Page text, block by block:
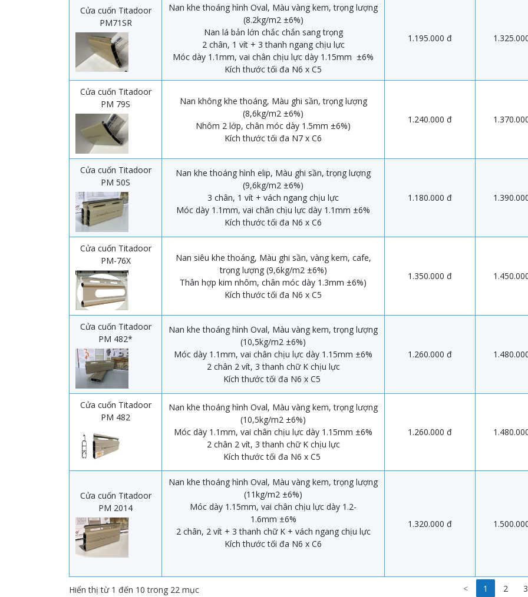
Cửa cuốn Titadoor
PM71SR
Nan khe thoáng hình Oval, Màu vàng kem, trọng lượng
(8.2kg/m2 ±6%)
Nan lá bản lớn chắc chắn sang trọng
2 chân, 1 vít + 3 thanh ngang chịu lực
Móc dày 1.1mm, vai chân chịu lực dày 1.15mm ±6%
Kích thước tối đa N6 x C5
1.195.000 đ
Cửa cuốn Titadoor
PM 79S
Nan không khe thoáng, Màu ghi sần, trọng lượng
(8,6kg/m2 ±6%)
Nhôm 2 lớp, chân móc dày 1.5mm ±6%)
Kích thước tối đa N7 x C6
1.240.000 đ
Cửa cuốn Titadoor
PM 50S
Nan khe thoáng hình elip, Màu ghi sần, trọng lượng
(9,6kg/m2 ±6%)
3 chân, 1 vít + vách ngang chịu lực
Móc dày 1.1mm, vai chân chịu lực dày 1.1mm ±6%
Kích thước tối đa N6 x C6
1.180.000 đ
Cửa cuốn Titadoor
PM-76X
Nan siêu khe thoáng, Màu ghi sần, vàng kem, cafe,
trọng lượng (9,6kg/m2 ±6%)
Thân hợp kim nhôm, chân móc dày 1.3mm ±6%)
Kích thước tối đa N6 x C5
1.350.000 đ
Cửa cuốn Titadoor
PM 482*
Nan khe thoáng hình Oval, Màu vàng kem, trọng lượng
(10,5kg/m2 ±6%)
Móc dày 1.1mm, vai chân chịu lực dày 1.15mm ±6%
2 chân 2 vít, 3 thanh chữ K chịu lực
Kích thước tối đa N6 x C5
1.260.000 đ
Cửa cuốn Titadoor
PM 482
Nan khe thoáng hình Oval, Màu vàng kem, trọng lượng
(10,5kg/m2 ±6%)
Móc dày 1.1mm, vai chân chịu lực dày 1.15mm ±6%
2 chân 2 vít, 3 thanh chữ K chịu lực
Kích thước tối đa N6 x C5
1.260.000 đ
Cửa cuốn Titadoor
PM 2014
Nan khe thoáng hình Oval, Màu vàng kem, trọng lượng
(11kg/m2 ±6%)
Móc dày 1.15mm, vai chân chịu lực dày 1.2-
1.6mm ±6%
2 chân, 2 vít + 3 thanh chữ K + vách ngang chịu lực
Kích thước tối đa N6 x C6
1.320.000 đ
Hiển thị từ 1 đến 10 trong 22 mục < 1 2 3